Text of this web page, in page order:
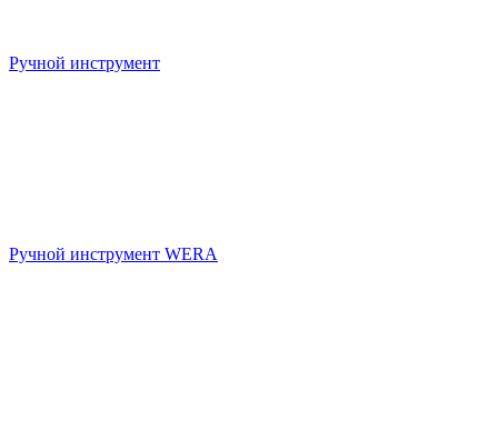
Ручной инструмент
Ручной инструмент WERA